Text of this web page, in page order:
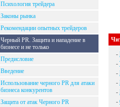
Психология трейдера
Законы рынка
Рекомендации опытных трейдеров
Черный PR. Защита и нападение в
бизнесе и не только
Предисловие
Введение
Использование черного PR для атаки
бизнеса конкурентов
Защита от атак Черного PR
-
-
-
-
-
-